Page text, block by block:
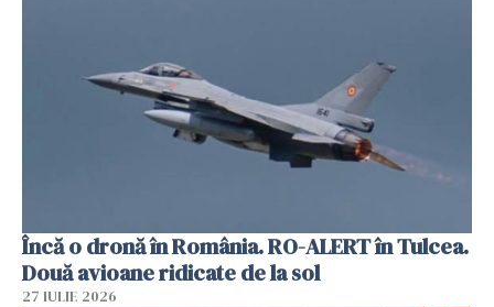
Încă o dronă în România. RO-ALERT în Tulcea.
Două avioane ridicate de la sol
27 IULIE 2026